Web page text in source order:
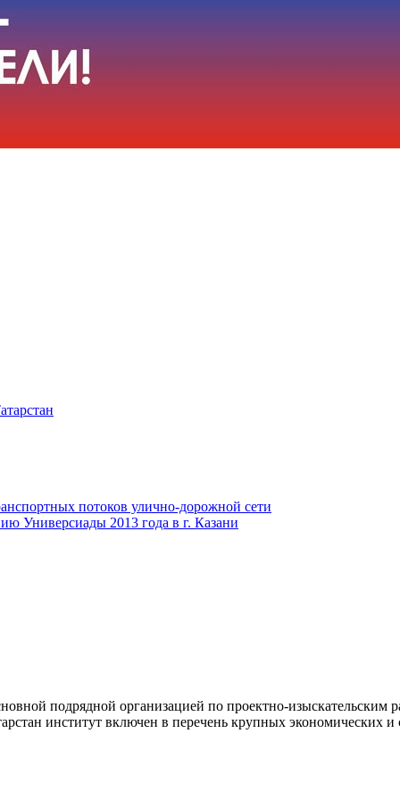
потоков улично-дорожной сети
Универсиады 2013 года в г. Казани
подрядной организацией по проектно-изыскательским
институт включен в перечень крупных экономических